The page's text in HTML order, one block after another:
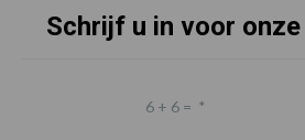
Schrijf u in voor
6 + 6 = *